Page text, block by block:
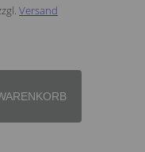
Versand